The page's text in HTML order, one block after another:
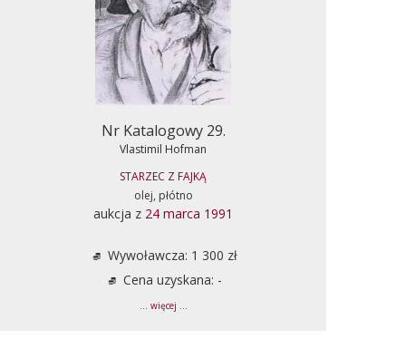
Nr Katalogowy 29.
Vlastimil Hofman
STARZEC Z FAJKĄ
olej, płótno
aukcja z 24 marca 1991
Wywoławcza: 1 300 zł
Cena uzyskana: -
... więcej ...